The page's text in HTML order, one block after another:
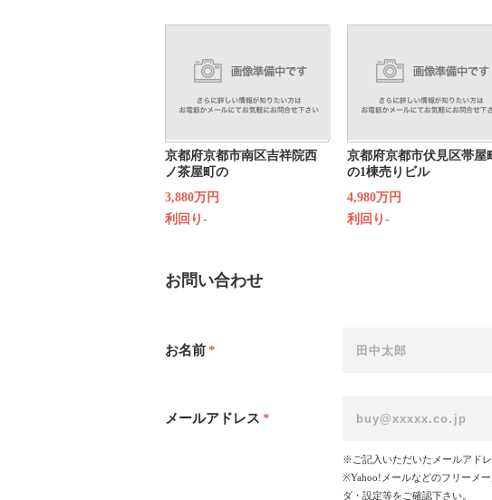
京都府京都市南区吉祥院西
ノ茶屋町の
3,880万円
利回り-
京都府京都市伏見区帯屋町
の1棟売りビル
4,980万円
利回り-
お問い合わせ
お名前*
メールアドレス *
※ご記入いただいたメールアド
※Yahoo!メールなどのフリーメ
ダ・設定等をご確認下さい。